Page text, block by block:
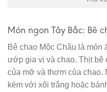
Món ngon Tây Bắc: Bê
Bê chao Mộc Châu là
ướp gia vị và chao. Thịt bê
của mỡ và thơm của
kèm với xôi trắng hoặc